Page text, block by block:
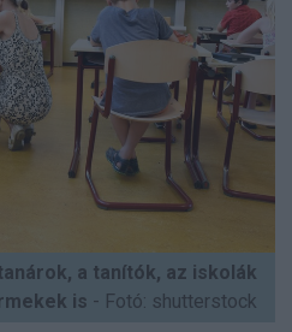
a tanítók, az iskolák
is - Fotó: shutterstock